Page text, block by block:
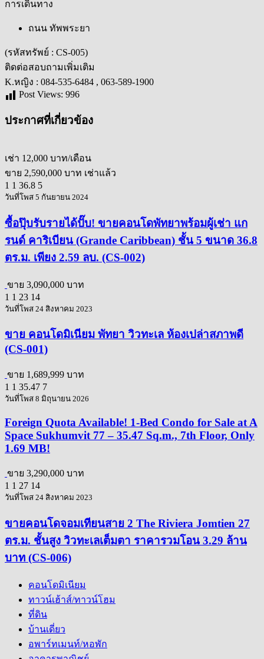
การเดินทาง
ถนน ทัพพระยา
(รหัสทรัพย์ : CS-005)
ติดต่อสอบถามเพิ่มเติม
K.หญิง : 084-535-6484 , 063-589-1900
Post Views: 996
ประกาศที่เกี่ยวข้อง
เช่า 12,000 บาท/เดือน
ขาย 2,590,000 บาท เช่าแล้ว
1 1 36.8 5
วันที่โพส 5 กันยายน 2024
ซื้อปุ๊บรับรายได้ปั๊บ! ขายคอนโดพัทยาพร้อมผู้เช่า แก
รนด์ คาริเบียน (Grande Caribbean) ชั้น 5 ขนาด 36.8
ตร.ม. เพียง 2.59 ลบ. (CS-002)
ขาย 3,090,000 บาท
1 1 23 14
วันที่โพส 24 สิงหาคม 2023
ขาย คอนโดมิเนียม พัทยา วิวทะเล ห้องเปล่าสภาพดี
(CS-001)
ขาย 1,689,999 บาท
1 1 35.47 7
วันที่โพส 8 มิถุนายน 2026
Foreign Quota Available! 1-Bed Condo for Sale at A
Space Sukhumvit 77 – 35.47 Sq.m., 7th Floor, Only
1.69 MB!
ขาย 3,290,000 บาท
1 1 27 14
วันที่โพส 24 สิงหาคม 2023
ขายคอนโดจอมเทียนสาย 2 The Riviera Jomtien 27
ตร.ม. ชั้นสูง วิวทะเลเต็มตา ราคารวมโอน 3.29 ล้าน
บาท (CS-006)
คอนโดมิเนียม
ทาวน์เฮ้าส์/ทาวน์โฮม
ที่ดิน
บ้านเดี่ยว
อพาร์ทเมนท์/หอพัก